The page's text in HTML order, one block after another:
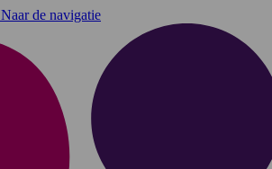
Naar de navigatie